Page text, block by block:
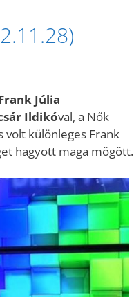
Júlia
Ildikóval, a Nők
volt különleges Frank
hagyott maga mögött.